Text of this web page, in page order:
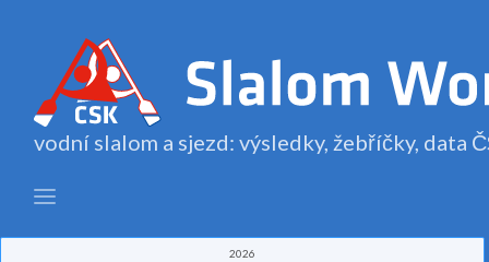
vodní slalom a sjezd: výsledky, žebříčky, data
2026